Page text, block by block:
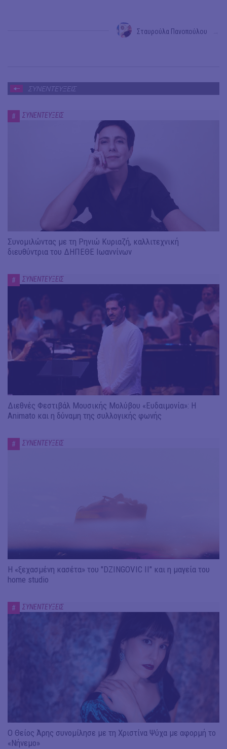
Σταυρούλα Πανοπούλου
ΣΥΝΕΝΤΕΥΞΕΙΣ
# ΣΥΝΕΝΤΕΥΞΕΙΣ
Συνομιλώντας με τη Ρηνιώ Κυριαζή, καλλιτεχνική
διευθύντρια του ΔΗΠΕΘΕ Ιωαννίνων
# ΣΥΝΕΝΤΕΥΞΕΙΣ
Διεθνές Φεστιβάλ Μουσικής Μολύβου «Ευδαιμονία»: Η
Animato και η δύναμη της συλλογικής φωνής
# ΣΥΝΕΝΤΕΥΞΕΙΣ
Η «ξεχασμένη κασέτα» του "DZINGOVIC II" και η μαγεία του
home studio
# ΣΥΝΕΝΤΕΥΞΕΙΣ
Ο Θείος Άρης συνομίλησε με τη Χριστίνα Ψύχα με αφορμή το
«Νήνεμο»